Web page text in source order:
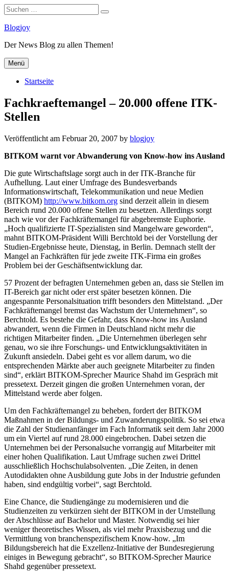
Suchen
nach:
Suchen
Zum
springen
Blogjoy
Der News Blog zu allen Themen!
Menü
Startseite
Fachkraeftemangel – 20.000 offene ITK-
Stellen
Veröffentlicht am Februar 20, 2007 by blogjoy
BITKOM warnt vor Abwanderung von Know-how ins Ausland
Die gute Wirtschaftslage sorgt auch in der ITK-Branche für
Aufhellung. Laut einer Umfrage des Bundesverbands
Informationswirtschaft, Telekommunikation und neue Medien
(BITKOM) http://www.bitkom.org sind derzeit allein in diesem
Bereich rund 20.000 offene Stellen zu besetzen. Allerdings sorgt
nach wie vor der Fachkräftemangel für abgebremste Euphorie.
„Hoch qualifizierte IT-Spezialisten sind Mangelware geworden“,
mahnt BITKOM-Präsident Willi Berchtold bei der Vorstellung der
Studien-Ergebnisse heute, Dienstag, in Berlin. Demnach stellt der
Mangel an Fachkräften für jede zweite ITK-Firma ein großes
Problem bei der Geschäftsentwicklung dar.
57 Prozent der befragten Unternehmen geben an, dass sie Stellen im
IT-Bereich gar nicht oder erst später besetzen können. Die
angespannte Personalsituation trifft besonders den Mittelstand. „Der
Fachkräftemangel bremst das Wachstum der Unternehmen“, so
Berchtold. Es bestehe die Gefahr, dass Know-how ins Ausland
abwandert, wenn die Firmen in Deutschland nicht mehr die
richtigen Mitarbeiter finden. „Die Unternehmen überlegen sehr
genau, wo sie ihre Forschungs- und Entwicklungsaktivitäten in
Zukunft ansiedeln. Dabei geht es vor allem darum, wo die
entsprechenden Märkte aber auch geeignete Mitarbeiter zu finden
sind“, erklärt BITKOM-Sprecher Maurice Shahd im Gespräch mit
pressetext. Derzeit gingen die großen Unternehmen voran, der
Mittelstand werde aber folgen.
Um den Fachkräftemangel zu beheben, fordert der BITKOM
Maßnahmen in der Bildungs- und Zuwanderungspolitik. So sei etwa
die Zahl der Studienanfänger im Fach Informatik seit dem Jahr 2000
um ein Viertel auf rund 28.000 eingebrochen. Dabei setzen die
Unternehmen bei der Personalsuche vorrangig auf Mitarbeiter mit
einer hohen Qualifikation. Laut Umfrage suchen zwei Drittel
ausschließlich Hochschulabsolventen. „Die Zeiten, in denen
Autodidakten ohne Ausbildung gute Jobs in der Industrie gefunden
haben, sind endgültig vorbei“, sagt Berchtold.
Eine Chance, die Studiengänge zu modernisieren und die
Studienzeiten zu verkürzen sieht der BITKOM in der Umstellung
der Abschlüsse auf Bachelor und Master. Notwendig sei hier
weniger theoretisches Wissen, als viel mehr Praxisbezug und die
Vermittlung von branchenspezifischem Know-how. „Im
Bildungsbereich hat die Exzellenz-Initiative der Bundesregierung
einiges in Bewegung gebracht“, so BITKOM-Sprecher Maurice
Shahd gegenüber pressetext.